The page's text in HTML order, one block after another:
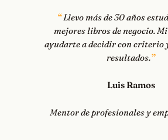
Llevo más de 30 años
mejores libros de negocio.
ayudarte a decidir con criterio
resultados.
Luis Ramos
Mentor de profesionales y